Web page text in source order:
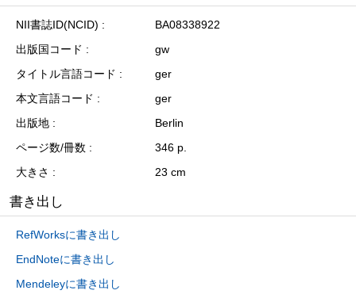
NII書誌ID(NCID)
BA08338922
出版国コード
gw
タイトル言語コード
ger
本文言語コード
ger
出版地
Berlin
ページ数/冊数
346 p.
大きさ
23 cm
書き出し
RefWorksに書き出し
EndNoteに書き出し
Mendeleyに書き出し